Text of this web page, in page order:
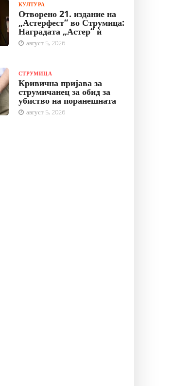
КУЛТУРА
Отворено 21. издание на
„Астерфест“ во Струмица:
Наградата „Астер“ ѝ
август 5, 2026
СТРУМИЦА
Кривична пријава за
струмичанец за обид за
убиство на поранешната
август 5, 2026